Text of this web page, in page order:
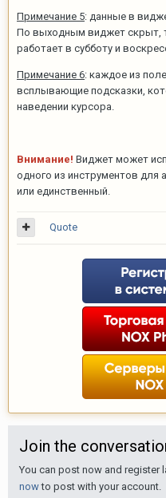
Примечание 5: данные в
По выходным виджет скрыт,
работает в субботу и
Примечание 6: каждое из
всплывающие подсказки,
наведении курсора.
Внимание! Виджет может
одного из инструментов для
или единственный.
Quote
Join the
You can post now and register
nowto post with your account.